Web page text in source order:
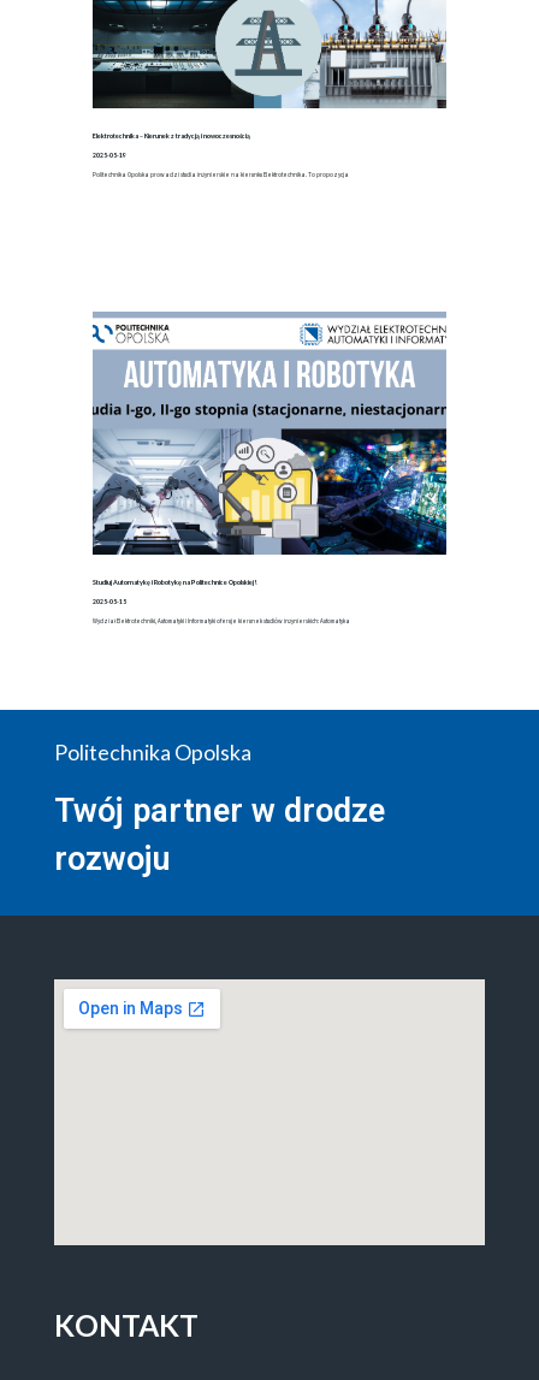
Elektrotechnika – Kierunek z tradycją i nowoczesnością
2025-05-19
Politechnika Opolska prowadzi studia inżynierskie na kierunku Elektrotechnika. To propozycja
Studiuj Automatykę i Robotykę na Politechnice Opolskiej!
2025-05-15
Wydział Elektrotechniki, Automatyki i Informatyki oferuje kierunek studiów inżynierskich: Automatyka
Politechnika Opolska
Twój partner w drodze
rozwoju
KONTAKT